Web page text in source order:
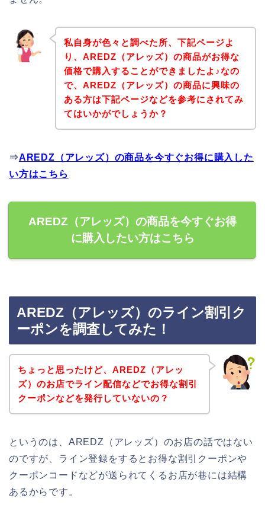
私自身が色々と調べた所、下記ページよ
り、AREDZ（アレッズ）の商品がお得な
価格で購入することができましたよ♪なの
で、AREDZ（アレッズ）の商品に興味の
ある方は下記ページなどを参考にされてみ
てはいかがでしょうか？
⇒AREDZ（アレッズ）の商品を今すぐお得に購入した
い方はこちら
AREDZ（アレッズ）の商品を今すぐお得
に購入したい方はこちら
AREDZ（アレッズ）のライン割引ク
ーポンを調査してみた！
ちょっと思ったけど、AREDZ（アレッ
ズ）のお店でライン配信などでお得な割引
クーポンなどを発行していないの？
というのは、AREDZ（アレッズ）のお店の話ではない
のですが、ライン登録をするとお得な割引クーポンや
クーポンコードなどが送られてくるお店が巷には結構
あるからです。